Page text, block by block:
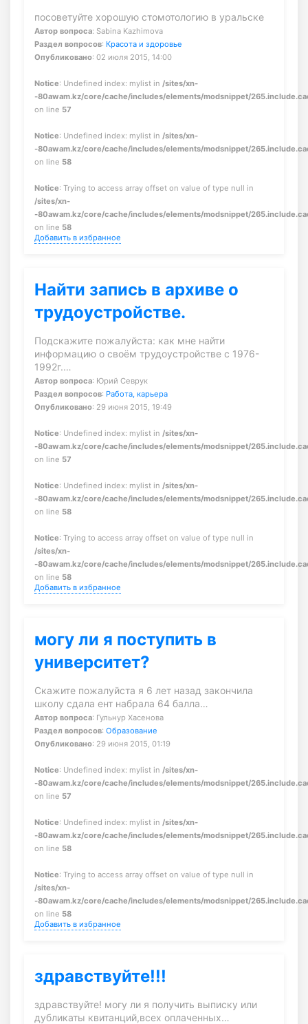
посоветуйте хорошую стомотологию в уральске
Автор вопроса: Sabina Kazhimova
Раздел вопросов: Красота и здоровье
Опубликовано: 02 июля 2015, 14:00
Notice: Undefined index: mylist in /sites/xn-
-80awam.kz/core/cache/includes/elements/modsnippet/
on line 57
Notice: Undefined index: mylist in /sites/xn-
-80awam.kz/core/cache/includes/elements/modsnippet/
on line 58
Notice: Trying to access array offset on value of type null in
/sites/xn-
-80awam.kz/core/cache/includes/elements/modsnippet/
on line 58
Добавить в избранное
Найти запись в архиве о
трудоустройстве.
Подскажите пожалуйста: как мне найти
информацию о своём трудоустройстве с 1976-
1992г.…
Автор вопроса: Юрий Севрук
Раздел вопросов: Работа, карьера
Опубликовано: 29 июня 2015, 19:49
Notice: Undefined index: mylist in /sites/xn-
-80awam.kz/core/cache/includes/elements/modsnippet/
on line 57
Notice: Undefined index: mylist in /sites/xn-
-80awam.kz/core/cache/includes/elements/modsnippet/
on line 58
Notice: Trying to access array offset on value of type null in
/sites/xn-
-80awam.kz/core/cache/includes/elements/modsnippet/
on line 58
Добавить в избранное
могу ли я поступить в
университет?
Скажите пожалуйста я 6 лет назад закончила
школу сдала ент набрала 64 балла…
Автор вопроса: Гульнур Хасенова
Раздел вопросов: Образование
Опубликовано: 29 июня 2015, 01:19
Notice: Undefined index: mylist in /sites/xn-
-80awam.kz/core/cache/includes/elements/modsnippet/
on line 57
Notice: Undefined index: mylist in /sites/xn-
-80awam.kz/core/cache/includes/elements/modsnippet/
on line 58
Notice: Trying to access array offset on value of type null in
/sites/xn-
-80awam.kz/core/cache/includes/elements/modsnippet/
on line 58
Добавить в избранное
здравствуйте!!!
здравствуйте! могу ли я получить выписку или
дубликаты квитанций,всех оплаченных…